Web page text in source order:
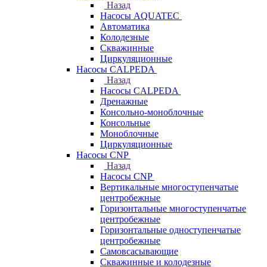
Назад
Насосы AQUATEC
Автоматика
Колодезные
Скважинные
Циркуляционные
Насосы CALPEDA
Назад
Насосы CALPEDA
Дренажные
Консольно-моноблочные
Консольные
Моноблочные
Циркуляционные
Насосы CNP
Назад
Насосы CNP
Вертикальные многоступенчатые
центробежные
Горизонтальные многоступенчатые
центробежные
Горизонтальные одноступенчатые
центробежные
Самовсасывающие
Скважинные и колодезные